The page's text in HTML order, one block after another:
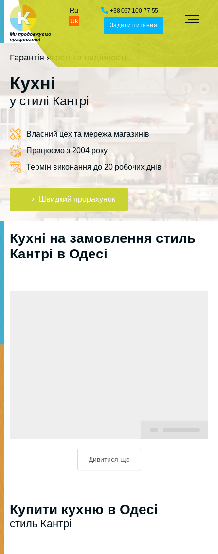
Ми продовжуємо
працювати!
Uk
Ru +38 067 100-77-55
Задати питання
Гарантія якості та надійності
Кухні
у стилі Кантрі
Власний цех та мережа магазинів
Працюємо з 2004 року
Термін виконання до 20 робочих днів
Швидкий прорахунок
Кухні на замовлення стиль
Кантрі в Одесі
Дивитися ще
Купити кухню в Одесі
стиль Кантрі